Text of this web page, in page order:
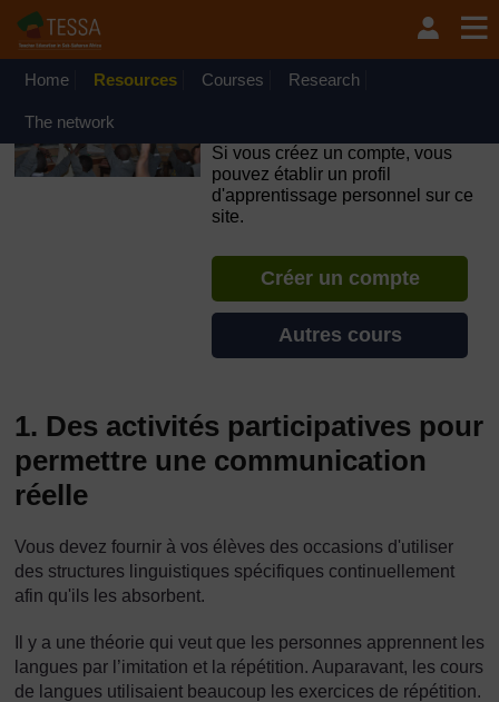
Passer au contenu principal
OpenLearn Create will be unavailable on Wednesday 12
August 2026 from 8am to 10.30am (GMT) due to routine
Home Resources Courses Research
The network
Si vous créez un compte, vous
pouvez établir un profil
d'apprentissage personnel sur ce
site.
Créer un compte
Autres cours
1. Des activités participatives pour
permettre une communication
réelle
Vous devez fournir à vos élèves des occasions d'utiliser
des structures linguistiques spécifiques continuellement
afin qu'ils les absorbent.
Il y a une théorie qui veut que les personnes apprennent les
langues par l’imitation et la répétition. Auparavant, les cours
de langues utilisaient beaucoup les exercices de répétition.